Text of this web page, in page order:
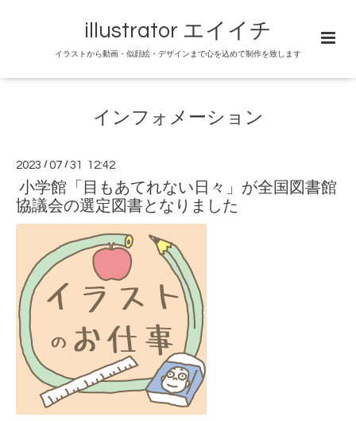
illustrator エイイチ
イラストから動画・似顔絵・デザインまで心を込めて制作を致します
インフォメーション
2023 /07 /31 12:42
小学館「目もあてれない日々」が全国図書館
協議会の選定図書となりました